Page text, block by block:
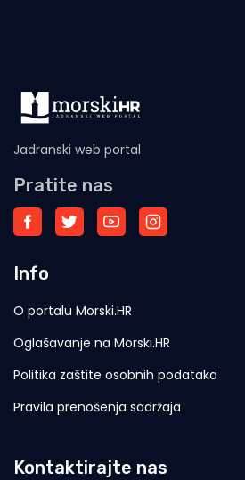
Jadranski web portal
Pratite nas
Info
O portalu Morski.HR
Oglašavanje na Morski.HR
Politika zaštite osobnih podataka
Pravila prenošenja sadržaja
Kontaktirajte nas